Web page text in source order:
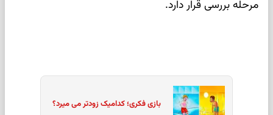
مرحله بررسی قرار دارد.
بازی فکری؛ کدامیک زودتر می میرد؟